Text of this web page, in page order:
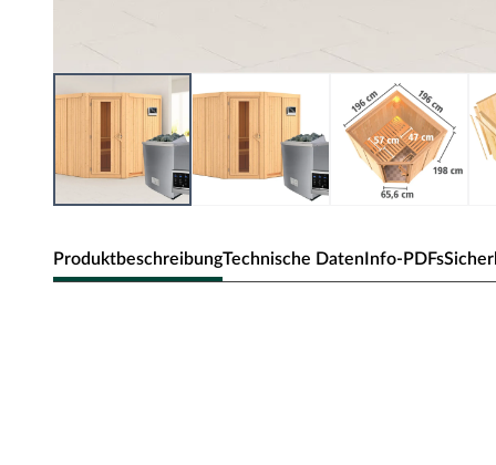
ProduktbeschreibungTechnische DatenInfo-PDFs